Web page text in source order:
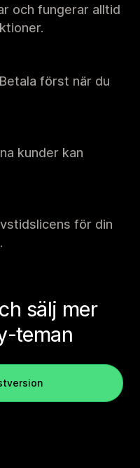
och fungerar alltid
först när du
kunder kan
för din
sälj mer
teman